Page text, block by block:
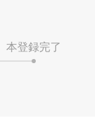
本登録完了